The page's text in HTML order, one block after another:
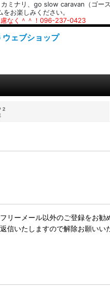
ナリ、go slow caravan（ゴー
お楽しみください。
慮なく＾＾！096-237-0423
ェブショップ
2
ーメール以外のご登録をお勧
信いたしますので解除お願いい